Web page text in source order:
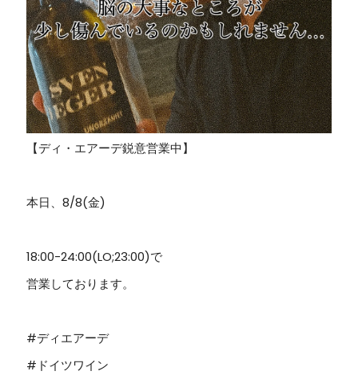
【ディ・エアーデ鋭意営業中】
本日、8/8(金)
18:00-24:00(LO;23:00)で
営業しております。
#ディエアーデ
#ドイツワイン